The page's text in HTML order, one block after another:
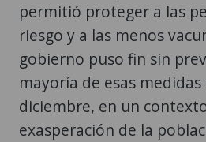
permitió proteger a las
riesgo y a las menos
gobierno puso fin sin
mayoría de esas
diciembre, en un
exasperación de la